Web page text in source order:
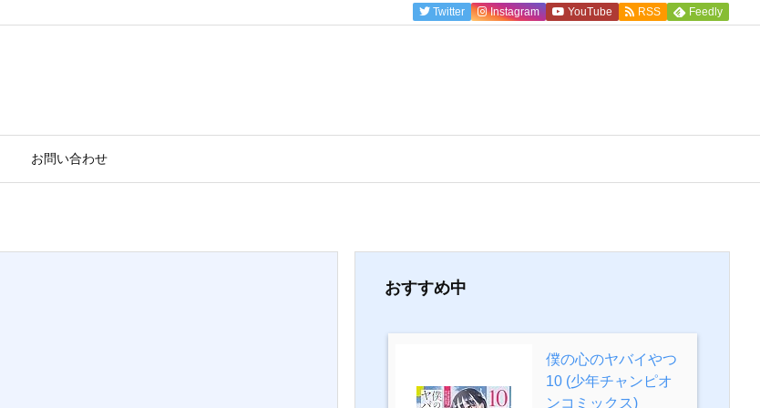
お問い合わせ
Twitter Instagram YouTube RSS Feedly
おすすめ中
僕の心のヤバイやつ
10 (少年チャンピオ
ンコミックス)